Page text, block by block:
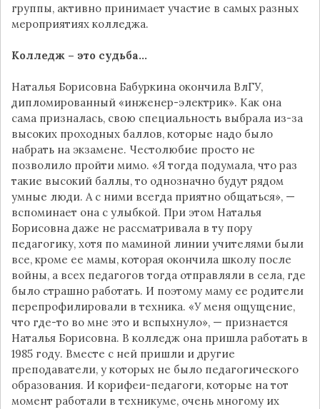
группы, активно принимает участие в самых разных
мероприятиях колледжа.
Колледж – это судьба…
Наталья Борисовна Бабуркина окончила ВлГУ,
дипломированный «инженер-электрик». Как она
сама призналась, свою специальность выбрала из-за
высоких проходных баллов, которые надо было
набрать на экзамене. Честолюбие просто не
позволило пройти мимо. «Я тогда подумала, что раз
такие высокий баллы, то однозначно будут рядом
умные люди. А с ними всегда приятно общаться», —
вспоминает она с улыбкой. При этом Наталья
Борисовна даже не рассматривала в ту пору
педагогику, хотя по маминой линии учителями были
все, кроме ее мамы, которая окончила школу после
войны, а всех педагогов тогда отправляли в села, где
было страшно работать. И поэтому маму ее родители
перепрофилировали в техника. «У меня ощущение,
что где-то во мне это и вспыхнуло», — признается
Наталья Борисовна. В колледж она пришла работать в
1985 году. Вместе с ней пришли и другие
преподаватели, у которых не было педагогического
образования. И корифеи-педагоги, которые на тот
момент работали в техникуме, очень многому их